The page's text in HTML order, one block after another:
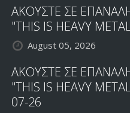
ΑΚΟΥΣΤΕ ΣΕ
"THIS IS HEAVY
August 05, 2026
ΑΚΟΥΣΤΕ ΣΕ
"THIS IS HEAVY
07-26